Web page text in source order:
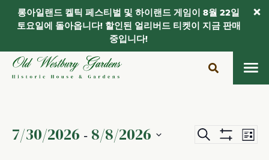
일
검
이
목
7/30/2026 - 8/8/2026
롱아일랜드 켈틱 페스티벌 및 하이랜드 게임이 8월 22일
토요일에 돌아옵니다! 할인된 얼리버드 티켓이 지금 판매
중입니다!